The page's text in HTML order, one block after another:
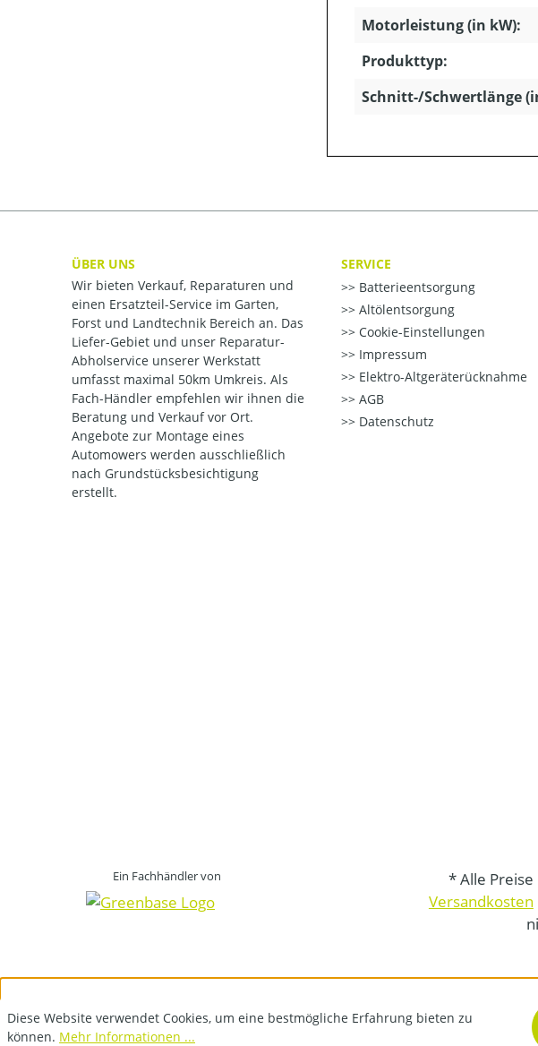
Motorleistung (in kW):
Produkttyp:
Schnitt-/Schwertlänge
ÜBER UNS
Wir bieten Verkauf, Reparaturen und
einen Ersatzteil-Service im Garten,
Forst und Landtechnik Bereich an. Das
Liefer-Gebiet und unser Reparatur-
Abholservice unserer Werkstatt
umfasst maximal 50km Umkreis. Als
Fach-Händler empfehlen wir ihnen die
Beratung und Verkauf vor Ort.
Angebote zur Montage eines
Automowers werden ausschließlich
nach Grundstücksbesichtigung
erstellt.
SERVICE
Batterieentsorgung
Altölentsorgung
Cookie-Einstellungen
Impressum
Elektro-Altgeräterücknahme
AGB
Datenschutz
Ein Fachhändler von
* Alle
Versandkosten
Diese Website verwendet Cookies, um eine bestmögliche Erfahrung bieten zu
können. Mehr Informationen ...